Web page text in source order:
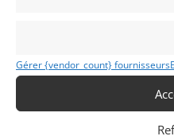
Gérer {vendor_count} fournisseurs
Modifier